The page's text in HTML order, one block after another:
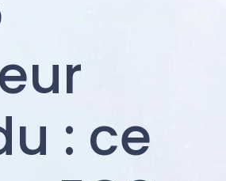
: ce